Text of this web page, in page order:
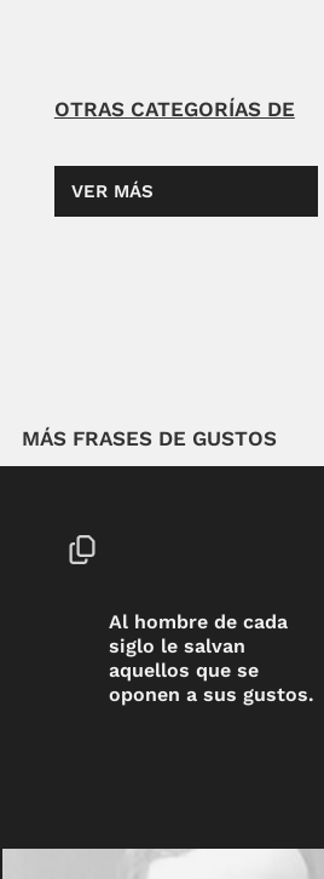
OTRAS CATEGORÍAS DE
VER MÁS
MÁS FRASES DE GUSTOS
Al hombre de cada
siglo le salvan
aquellos que se
oponen a sus gustos.